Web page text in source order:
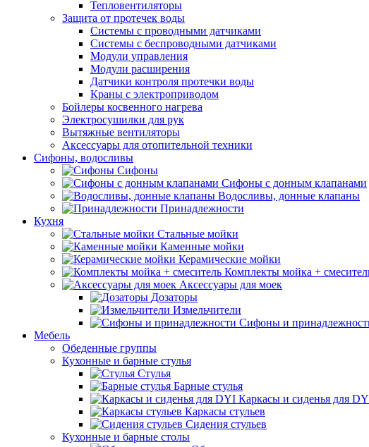
Тепловентиляторы
Защита от протечек воды
Системы с проводными датчиками
Системы с беспроводными датчиками
Модули управления
Модули расширения
Датчики контроля протечки воды
Краны с электроприводом
Бойлеры косвенного нагрева
Электросушилки для рук
Вытяжные вентиляторы
Аксессуары для отопительной техники
Сифоны, водосливы
Сифоны
Сифоны с донным клапанами
Водосливы, донные клапаны
Принадлежности
Кухня
Стальные мойки
Каменные мойки
Керамические мойки
Комплекты мойка +
Аксессуары для моек
Дозаторы
Измельчители
Сифоны и
Мебель
Обеденные группы
Кухонные и барные стулья
Стулья
Барные стулья
Каркасы и сиденья для
Каркасы стульев
Сидения стульев
Кухонные и барные столы